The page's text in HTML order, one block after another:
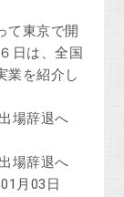
て東京で開
日は、全国
業を紹介し
場辞退へ
場辞退へ
月03日